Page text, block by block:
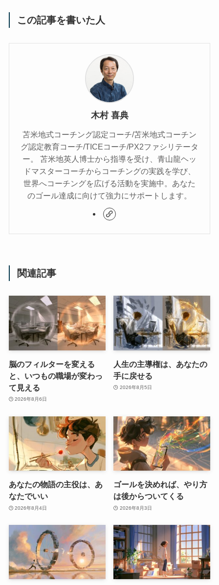
この記事を書いた人
木村 喜典
苫米地式コーチング認定コーチ/苫米地式コーチン
グ認定教育コーチ/TICEコーチ/PX2ファシリテータ
ー。 苫米地英人博士から指導を受け、青山龍ヘッ
ドマスターコーチからコーチングの実践を学び、
世界へコーチングを広げる活動を実施中。あなた
のゴール達成に向けて強力にサポートします。
関連記事
脳のフィルターを変える
と、いつもの職場が変わっ
て見える
2026年8月6日
人生の主導権は、あなたの
手に戻せる
2026年8月5日
あなたの物語の主役は、あ
なたでいい
2026年8月4日
ゴールを決めれば、やり方
は後からついてくる
2026年8月3日